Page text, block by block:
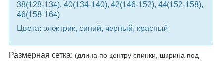
38(128-134), 40(134-140), 42(146-152), 44(152-158),
46(158-164)
Цвета: электрик, синий, черный, красный
Размерная сетка: (длина по центру спинки, ширина под